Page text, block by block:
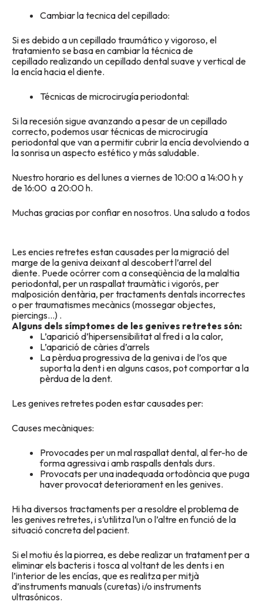
Cambiar la tecnica del cepillado:
Si es debido a un cepillado traumático y vigoroso, el
tratamiento se basa en cambiar la técnica de
cepillado realizando un cepillado dental suave y vertical de
la encía hacia el diente.
Técnicas de microcirugía periodontal:
Si la recesión sigue avanzando a pesar de un cepillado
correcto, podemos usar técnicas de microcirugía
periodontal que van a permitir cubrir la encía devolviendo a
la sonrisa un aspecto estético y más saludable.
Nuestro horario es del lunes a viernes de 10:00 a 14:00 h y
de 16:00 a 20:00 h.
Muchas gracias por confiar en nosotros. Una saludo a todos
Les encies retretes estan causades per la migració del
marge de la geniva deixant al descobert l’arrel del
diente. Puede ocórrer com a conseqüència de la malaltia
periodontal, per un raspallat traumàtic i vigorós, per
malposición dentària, per tractaments dentals incorrectes
o per traumatismes mecànics (mossegar objectes,
piercings…) .
Alguns dels símptomes de les genives retretes són:
L’aparició d’hipersensibilitat al fred i a la calor,
L’aparició de càries d’arrels
La pèrdua progressiva de la geniva i de l’os que
suporta la dent i en alguns casos, pot comportar a la
pèrdua de la dent.
Les genives retretes poden estar causades per:
Causes mecàniques:
Provocades per un mal raspallat dental, al fer-ho de
forma agressiva i amb raspalls dentals durs.
Provocats per una inadequada ortodòncia que puga
haver provocat deteriorament en les genives.
Hi ha diversos tractaments per a resoldre el problema de
les genives retretes, i s’utilitza l’un o l’altre en funció de la
situació concreta del pacient.
Si el motiu és la piorrea, es debe realizar un tratament per a
eliminar els bacteris i tosca al voltant de les dents i en
l’interior de les encías, que es realitza per mitjà
d’instruments manuals (curetas) i/o instruments
ultrasónicos.